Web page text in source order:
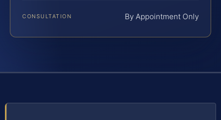
CONSULTATION By Appointment Only